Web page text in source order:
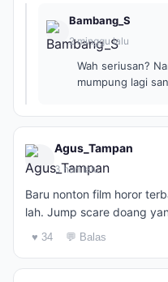
Bambang_S
2 minggu lalu
Wah seriusan?
mumpung lagi
Agus_Tampan
3 hari lalu
Baru nonton film horor
lah. Jump scare doang
♥ 34 💬 Balas